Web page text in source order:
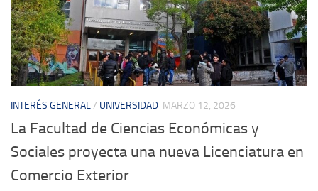
INTERÉS GENERAL/ UNIVERSIDAD MARZO 12, 2026
La Facultad de Ciencias Económicas y
Sociales proyecta una nueva Licenciatura en
Comercio Exterior